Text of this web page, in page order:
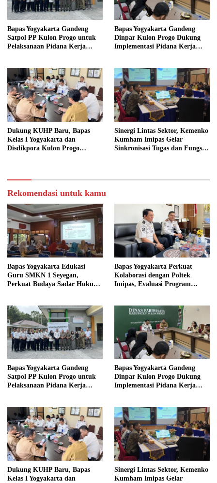
Bapas Yogyakarta Gandeng
Satpol PP Kulon Progo untuk
Pelaksanaan Pidana Kerja
Bapas Yogyakarta Gandeng
Dinpar Kulon Progo Dukung
Implementasi Pidana Kerja
Dukung KUHP Baru, Bapas
Kelas I Yogyakarta dan
Disdikpora Kulon Progo
Sinergi Lintas Sektor, Kemenko
Kumham Imipas Gelar
Sinkronisasi Tugas dan Fungsi
Rekomendasi untuk kamu
Bapas Yogyakarta Edukasi
Guru SMKN 1 Seyegan,
Perkuat Budaya Sadar Hukum
Bapas Yogyakarta Perkuat
Kolaborasi dengan Poltek
Imipas, Evaluasi Program
Bapas Yogyakarta Gandeng
Satpol PP Kulon Progo untuk
Pelaksanaan Pidana Kerja
Bapas Yogyakarta Gandeng
Dinpar Kulon Progo Dukung
Implementasi Pidana Kerja
Dukung KUHP Baru, Bapas
Kelas I Yogyakarta dan
Sinergi Lintas Sektor, Kemenko
Kumham Imipas Gelar